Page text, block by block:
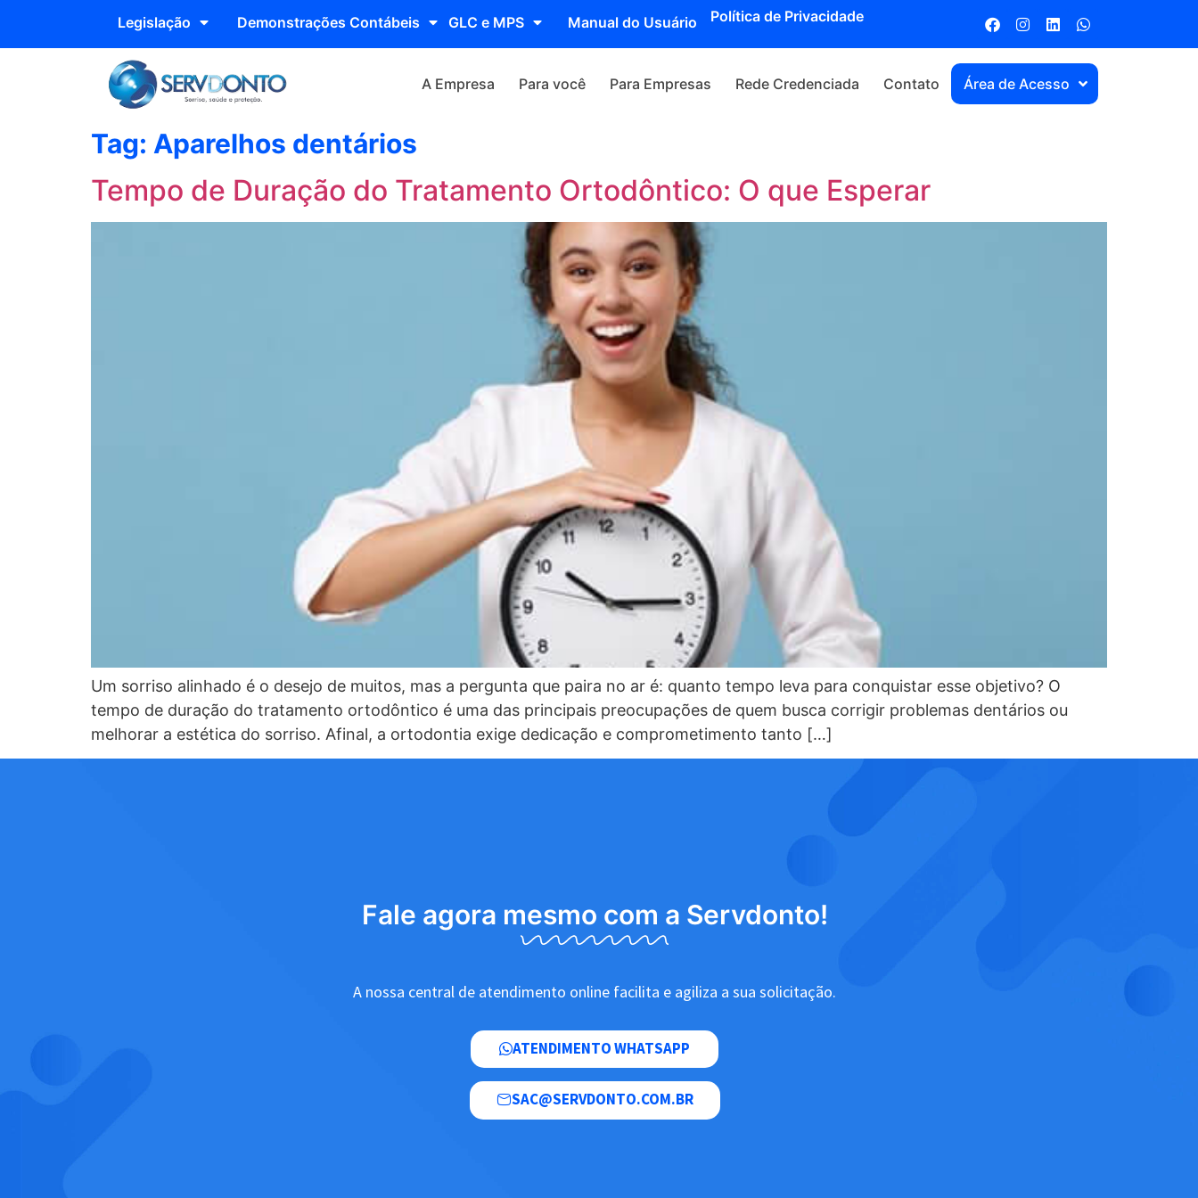
Legislação Demonstrações Contábeis GLC e MPS Manual do Usuário Política de Privacidade
A Empresa Para você Para Empresas Rede Credenciada Contato Área de Acesso
Tag: Aparelhos dentários
Tempo de Duração do Tratamento Ortodôntico: O que Esperar
Um sorriso alinhado é o desejo de muitos, mas a pergunta que paira no ar é: quanto tempo leva para conquistar esse objetivo? O
tempo de duração do tratamento ortodôntico é uma das principais preocupações de quem busca corrigir problemas dentários ou
melhorar a estética do sorriso. Afinal, a ortodontia exige dedicação e comprometimento tanto […]
Fale agora mesmo com a Servdonto!
A nossa central de atendimento online facilita e agiliza a sua solicitação.
ATENDIMENTO WHATSAPP
SAC@SERVDONTO.COM.BR